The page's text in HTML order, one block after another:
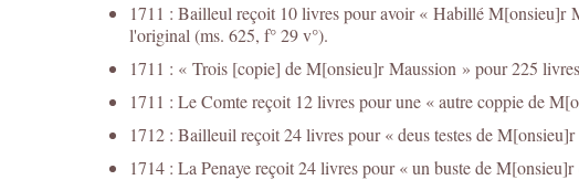
1711 : Bailleul reçoit 10 livres pour avoir « Habillé M[onsieu]r
l'original (ms. 625, f° 29 v°).
1711 : « Trois [copie] de M[onsieu]r Maussion » pour 225
1711 : Le Comte reçoit 12 livres pour une « autre coppie de
1712 : Bailleuil reçoit 24 livres pour « deus testes de
1714 : La Penaye reçoit 24 livres pour « un buste de